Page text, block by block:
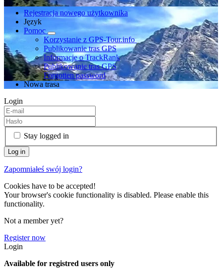
Rejestracja nowego użytkownika
Język
Pomoc
Korzystanie z GPS-Tour.info
Publikowanie tras GPS
Informacje o TrackRank
Publikowanie tras GPS
Forgotten password
Nowa trasa
Login
Stay logged in
Zapomniałeś swój login?
Cookies have to be accepted!
Your browser's cookie functionality is disabled. Please enable this
functionality.
Not a member yet?
Register now
Login
Available for registred users only